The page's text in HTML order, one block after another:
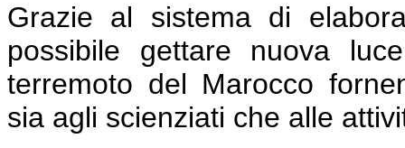
Grazie al sistema di
possibile gettare nuova
terremoto del Marocco
sia agli scienziati che alle